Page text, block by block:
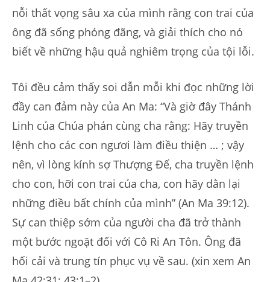
nỗi thất vọng sâu xa của mình rằng con trai của
ông đã sống phóng đãng, và giải thích cho nó
biết về những hậu quả nghiêm trọng của tội lỗi.
Tôi đều cảm thấy soi dẫn mỗi khi đọc những lời
đầy can đảm này của An Ma: “Và giờ đây Thánh
Linh của Chúa phán cùng cha rằng: Hãy truyền
lệnh cho các con ngươi làm điều thiện … ; vậy
nên, vì lòng kính sợ Thượng Đế, cha truyền lệnh
cho con, hỡi con trai của cha, con hãy dằn lại
những điều bất chính của mình” (An Ma 39:12).
Sự can thiệp sớm của người cha đã trở thành
một bước ngoặt đối với Cô Ri An Tôn. Ông đã
hối cải và trung tín phục vụ về sau. (xin xem An